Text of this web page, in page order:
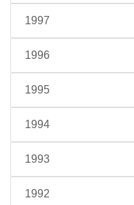
1997
1996
1995
1994
1993
1992